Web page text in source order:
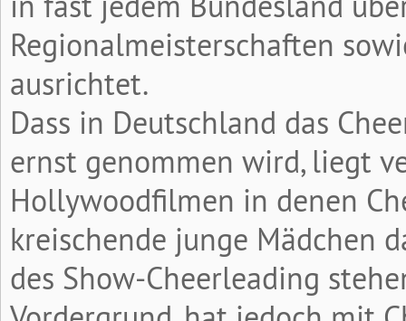
Regionalmeisterschaften
ausrichtet.
Dass in Deutschland das
ernst genommen wird, liegt
Hollywoodfilmen in denen
kreischende junge Mädchen
des Show-Cheerleading